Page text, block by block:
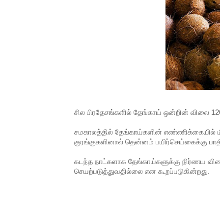
வர்ராரு...வர்ராரு... அண்ணாத்த
கைது செய்யப்பட்ட இளைஞன்
தடுப்பூசியை பெற்றுக்
சிறுமியை பாலியல்
தியாகதீபம் லெப்.கேணல்
ஐ.நா முன்றலில் சீரற்ற
சில பிரதேசங்களில் தேங்காய் ஒன்றின் விலை
சமகாலத்தில் தேங்காய்களின் எண்ணிக்கையில்
குரங்குகளினால் தென்னம் பயிர்செய்கைக்கு
கடந்த நாட்களாக தேங்காய்களுக்கு நிர்ணய
செயற்படுத்துவதில்லை என கூறப்படுகின்றது.